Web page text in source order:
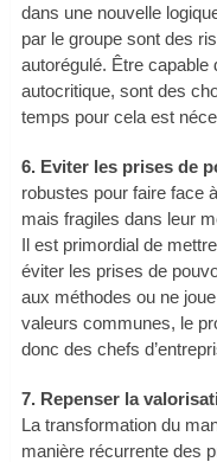
dans une nouvelle
par le groupe sont des
autorégulé. Être capable
autocritique, sont des
temps pour cela est
6. Eviter les prises de
robustes pour faire face
mais fragiles dans leur
Il est primordial de
éviter les prises de
aux méthodes ou ne
valeurs communes, le
donc des chefs
7. Repenser la
La transformation du
manière récurrente des